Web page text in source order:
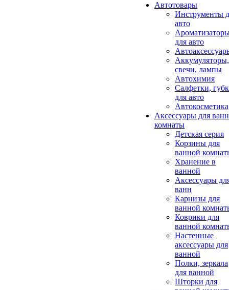
Автотовары
Инструменты
авто
для авто
Аккумуляторы,
свечи, лампы
Автохимия
Салфетки,
для авто
Автокосметика
Аксессуары для
комнаты
Детская серия
Корзины для
ванной
Хранение в
ванной
Аксессуары
ванн
Карнизы для
ванной
Коврики для
ванной
Настенные
аксессуары для
ванной
Полки, зеркала
для ванной
Шторки для